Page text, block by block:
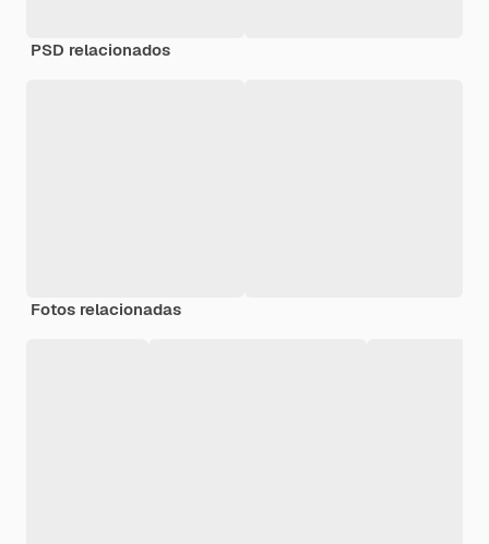
PSD relacionados
Fotos relacionadas